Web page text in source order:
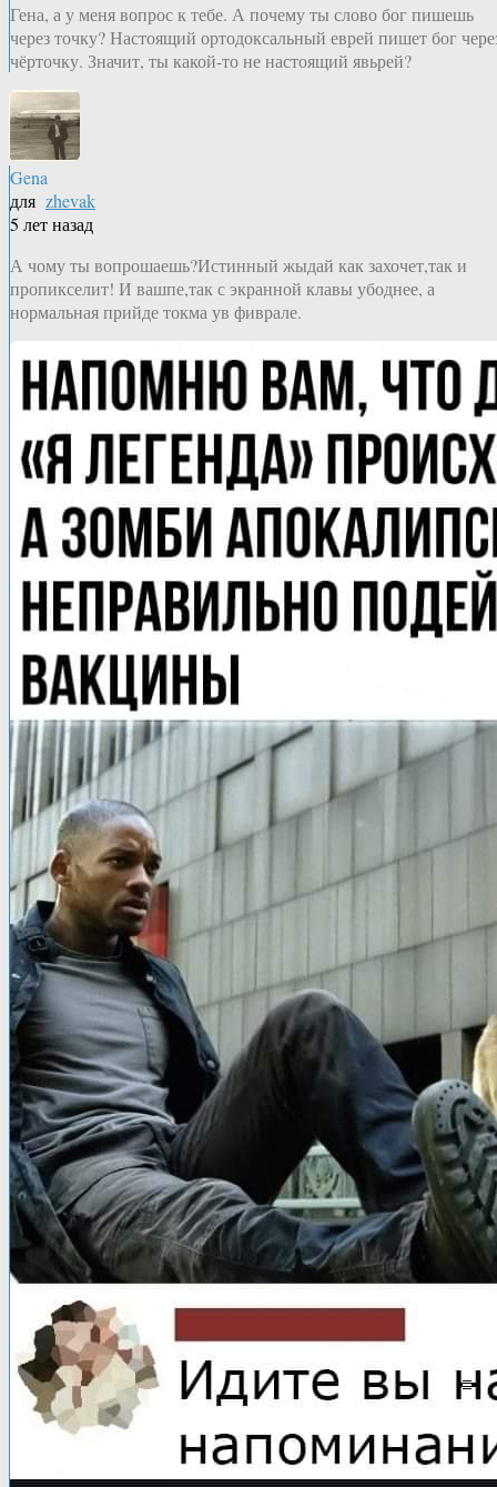
Гена, а у меня вопрос к тебе. А почему ты слово бог пишешь
через точку? Настоящий ортодоксальный еврей пишет бог
чёрточку. Значит, ты какой-то не настоящий явьрей?
Gena
для zhevak
5 лет назад
А чому ты вопрошаешь?Истинный жыдай как захочет,так и
пропикселит! И вашпе,так с экранной клавы убоднее, а
нормальная прийде токма ув фиврале.